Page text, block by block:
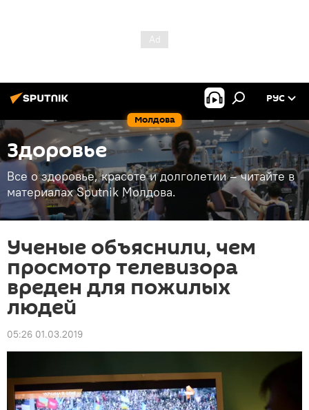
Молдова
РУС
Здоровье
Все о здоровье, красоте и долголетии – читайте в
материалах Sputnik Молдова.
Ученые объяснили, чем
просмотр телевизора
вреден для пожилых
людей
05:26 01.03.2019